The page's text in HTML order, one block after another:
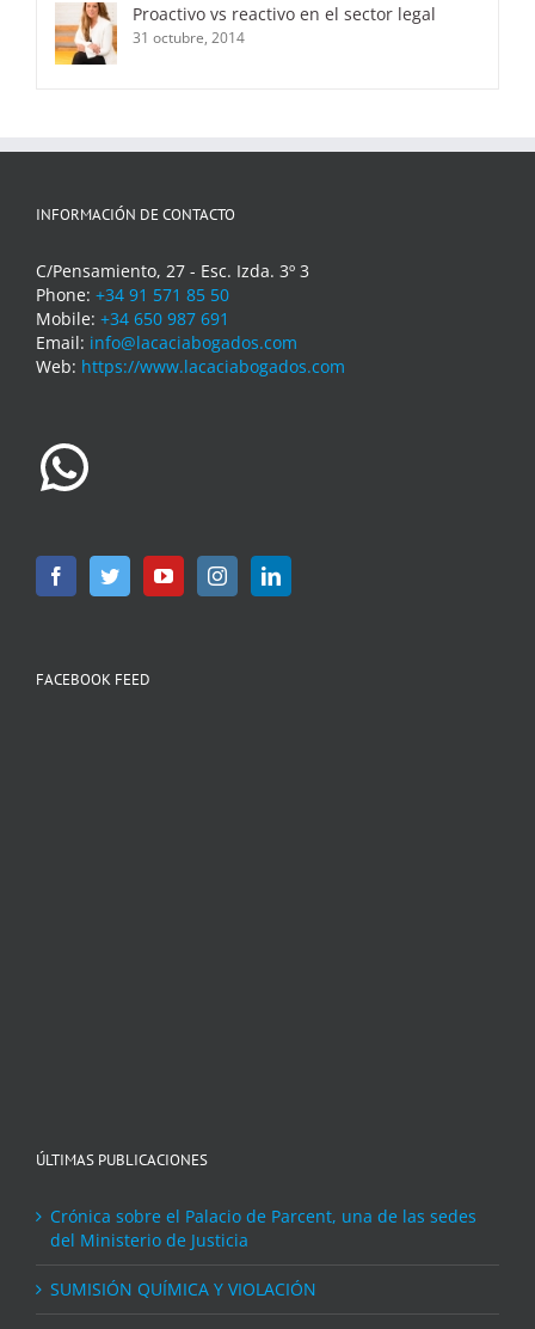
Proactivo vs reactivo en el sector legal
31 octubre, 2014
INFORMACIÓN DE CONTACTO
C/Pensamiento, 27 - Esc. Izda. 3º 3
Phone: +34 91 571 85 50
Mobile: +34 650 987 691
Email: info@lacaciabogados.com
Web: https://www.lacaciabogados.com
FACEBOOK FEED
ÚLTIMAS PUBLICACIONES
Crónica sobre el Palacio de Parcent, una de las sedes
del Ministerio de Justicia
SUMISIÓN QUÍMICA Y VIOLACIÓN